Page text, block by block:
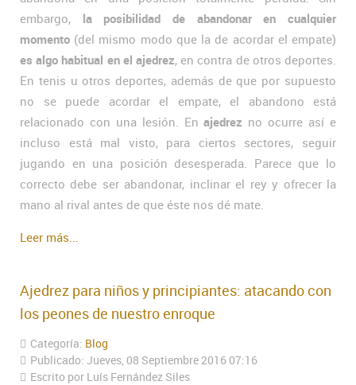
embargo, la posibilidad de abandonar en cualquier
momento (del mismo modo que la de acordar el empate)
es algo habitual en el ajedrez, en contra de otros deportes.
En tenis u otros deportes, además de que por supuesto
no se puede acordar el empate, el abandono está
relacionado con una lesión. Enajedrez no ocurre así e
incluso está mal visto, para ciertos sectores, seguir
jugando en una posición desesperada. Parece que lo
correcto debe ser abandonar, inclinar el rey y ofrecer la
mano al rival antes de que éste nos dé mate.
Leer más...
Ajedrez para niños y principiantes: atacando con
los peones de nuestro enroque
Categoría: Blog
Publicado: Jueves, 08 Septiembre 2016 07:16
Escrito por Luís Fernández Siles